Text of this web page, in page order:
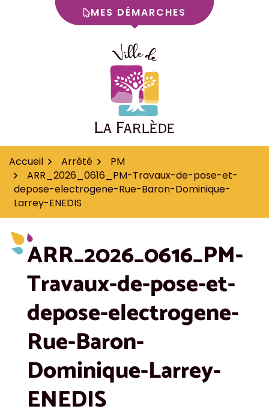
"Logo de la ville de
MES DÉMARCHES
Accueil Arrêté
PM
ARR_2026_0616_PM-Travaux-de-pose-et-
depose-electrogene-Rue-Baron-Dominique-
Larrey-ENEDIS
ARR_2026_0616_PM-
Travaux-de-pose-et-
depose-electrogene-
Rue-Baron-
Dominique-Larrey-
ENEDIS